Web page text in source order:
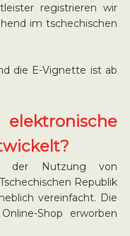
registrieren wir
im tschechischen
die E-Vignette ist ab
der Nutzung von
Republik
vereinfacht. Die
Shop erworben